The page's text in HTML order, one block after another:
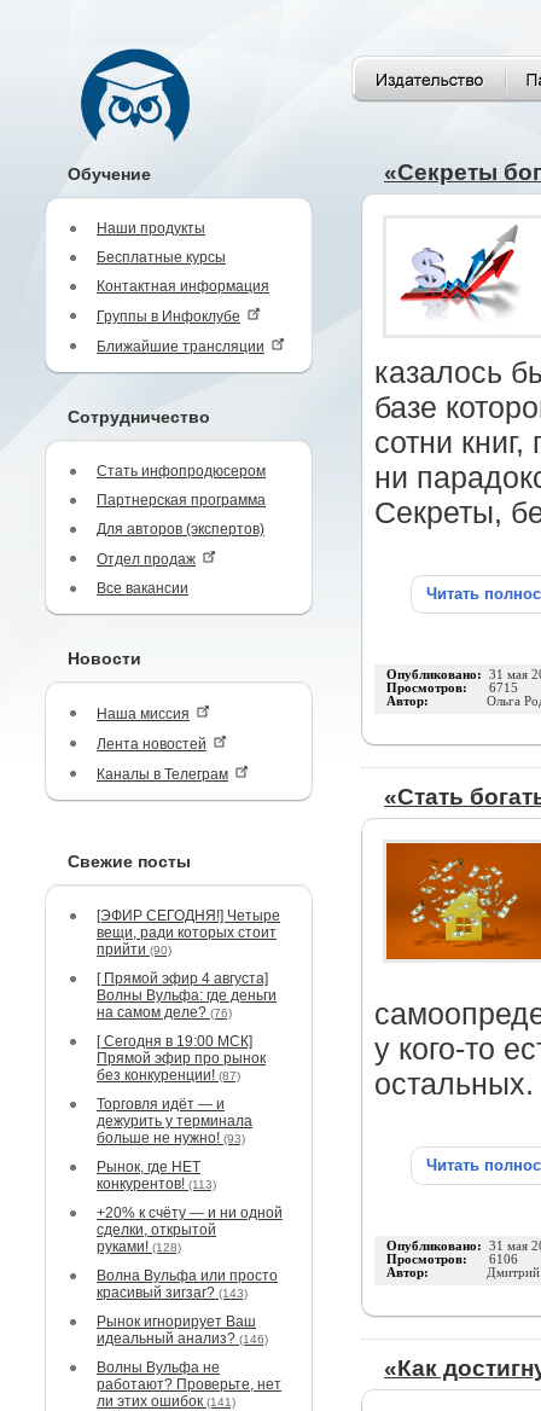
Обучение
Наши продукты
Бесплатные курсы
Контактная информация
Группы в Инфоклубе
Ближайшие трансляции
Сотрудничество
Стать инфопродюсером
Партнерская программа
Для авторов (экспертов)
Отдел продаж
Все вакансии
Новости
Наша миссия
Лента новостей
Каналы в Телеграм
Свежие посты
[ЭФИР СЕГОДНЯ!] Четыре
вещи, ради которых стоит
прийти (90)
[ Прямой эфир 4 августа]
Волны Вульфа: где деньги
на самом деле? (76)
[ Сегодня в 19:00 МСК]
Прямой эфир про рынок
без конкуренции! (87)
Торговля идёт — и
дежурить у терминала
больше не нужно! (93)
Рынок, где НЕТ
конкурентов! (113)
+20% к счёту — и ни одной
сделки, открытой
руками! (128)
Волна Вульфа или просто
красивый зигзаг? (143)
Рынок игнорирует Ваш
идеальный анализ? (146)
Волны Вульфа не
работают? Проверьте, нет
ли этих ошибок (141)
«Секреты
казалось
базе
сотни
ни
Секреты,
Читать
Опубликовано: 31 мая
Просмотров: 6715
Автор: Ольга
«Стать
у кого-то
остальных.
Читать
Опубликовано: 31 мая
Просмотров: 6106
Автор:
«Как